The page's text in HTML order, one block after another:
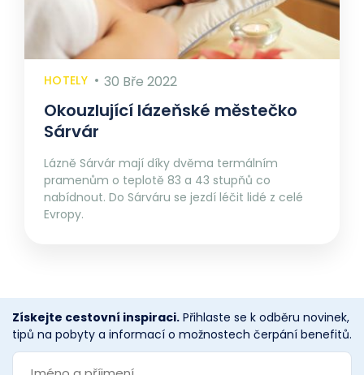
HOTELY 30 Bře 2022
Okouzlující lázeňské městečko
Sárvár
Lázně Sárvár mají díky dvěma termálním
pramenům o teplotě 83 a 43 stupňů co
nabídnout. Do Sárváru se jezdí léčit lidé z celé
Evropy.
Získejte cestovní inspiraci. Přihlaste se k odběru novinek,
tipů na pobyty a informací o možnostech čerpání benefitů.